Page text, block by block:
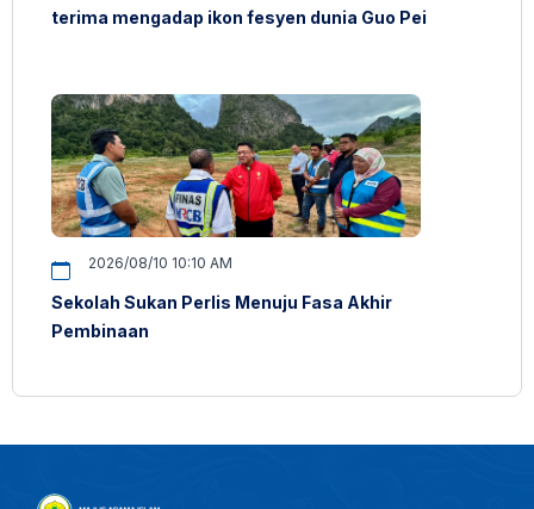
terima mengadap ikon fesyen dunia Guo Pei
2026/08/10 10:10 AM
Sekolah Sukan Perlis Menuju Fasa Akhir
Pembinaan